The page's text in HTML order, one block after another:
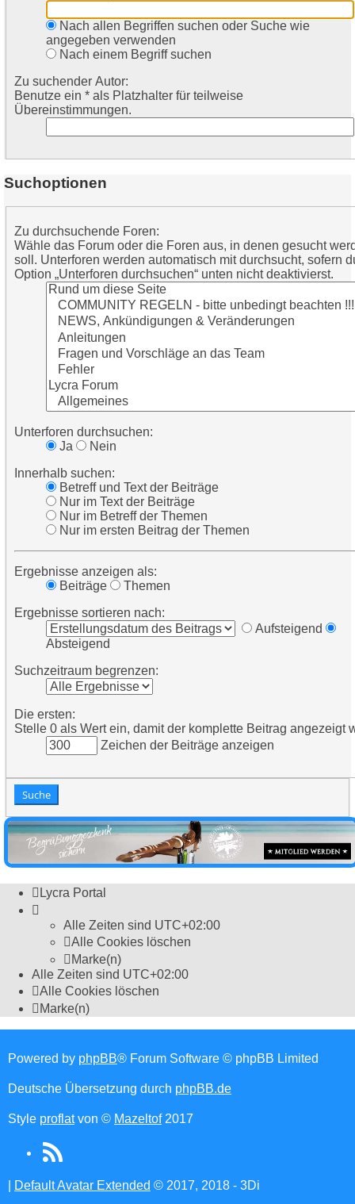
Nach allen Begriffen suchen oder Suche wie
angegeben verwenden
Nach einem Begriff suchen
Zu suchender Autor:
Benutze ein * als Platzhalter für teilweise
Übereinstimmungen.
Suchoptionen
Zu durchsuchende Foren:
Wähle das Forum oder die Foren aus, in denen gesucht
soll. Unterforen werden automatisch mit durchsucht, sofern
Option „Unterforen durchsuchen“ unten nicht deaktivierst.
Unterforen durchsuchen:
Ja
Nein
Innerhalb suchen:
Betreff und Text der Beiträge
Nur im Text der Beiträge
Nur im Betreff der Themen
Nur im ersten Beitrag der Themen
Ergebnisse anzeigen als:
Beiträge
Themen
Ergebnisse sortieren nach:
Aufsteigend
Absteigend
Suchzeitraum begrenzen:
Die ersten:
Stelle 0 als Wert ein, damit der komplette Beitrag angezeigt
Zeichen der Beiträge anzeigen
Lycra Portal
Alle Zeiten sind UTC+02:00
Alle Cookies löschen
Marke(n)
Alle Zeiten sind UTC+02:00
Alle Cookies löschen
Marke(n)
Powered by phpBB® Forum Software © phpBB Limited
Deutsche Übersetzung durch phpBB.de
Style proflatvon © Mazeltof2017
RSS
(Opens
Default Avatar Extended © 2017, 2018 - 3Di